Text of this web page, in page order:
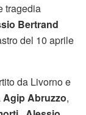
tragedia
Bertrand
del 10 aprile
da Livorno e
Agip Abruzzo,